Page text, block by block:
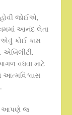
જોઈએ,
આનંદ લેતા
એવું કોઈ કામ
વધવા માટે
કે આપણે જ